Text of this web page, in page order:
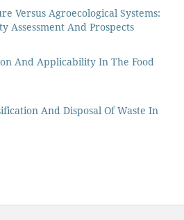
Versus Agroecological Systems:
Assessment And Prospects
And Applicability In The Food
And Disposal Of Waste In